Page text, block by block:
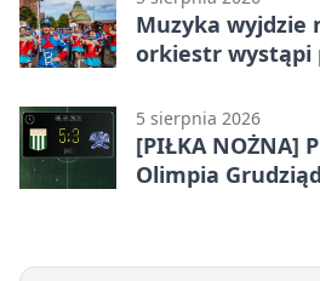
Muzyka wyjdzie
orkiestr wystąpi
5 sierpnia 2026
[PIŁKA NOŻNA]
Olimpia